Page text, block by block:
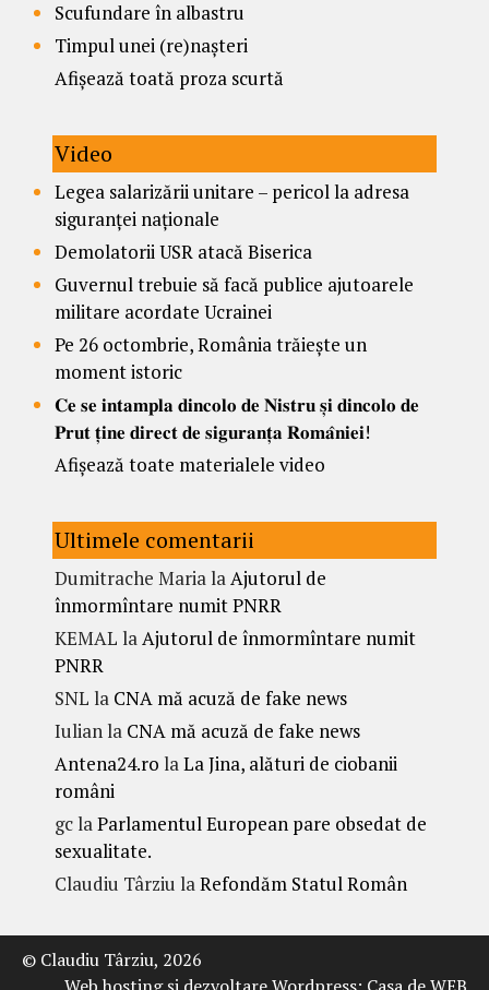
Scufundare în albastru
Timpul unei (re)nașteri
Afișează toată proza scurtă
Video
Legea salarizării unitare – pericol la adresa
siguranței naționale
Demolatorii USR atacă Biserica
Guvernul trebuie să facă publice ajutoarele
militare acordate Ucrainei
Pe 26 octombrie, România trăiește un
moment istoric
𝐂𝐞 𝐬𝐞 𝐢𝐧𝐭𝐚𝐦𝐩𝐥𝐚 𝐝𝐢𝐧𝐜𝐨𝐥𝐨 𝐝𝐞 𝐍𝐢𝐬𝐭𝐫𝐮 𝐬̦𝐢 𝐝𝐢𝐧𝐜𝐨𝐥𝐨 𝐝𝐞
𝐏𝐫𝐮𝐭 𝐭̦𝐢𝐧𝐞 𝐝𝐢𝐫𝐞𝐜𝐭 𝐝𝐞 𝐬𝐢𝐠𝐮𝐫𝐚𝐧𝐭̦𝐚 𝐑𝐨𝐦𝐚̂𝐧𝐢𝐞𝐢!
Afișează toate materialele video
Ultimele comentarii
Dumitrache MarialaAjutorul de
înmormîntare numit PNRR
KEMAL laAjutorul de înmormîntare numit
PNRR
SNL la CNA mă acuză de fake news
Iulianla CNA mă acuză de fake news
Antena24.ro laLa Jina, alături de ciobanii
români
gclaParlamentul European pare obsedat de
sexualitate.
Claudiu Târziu laRefondăm Statul Român
© Claudiu Târziu, 2026